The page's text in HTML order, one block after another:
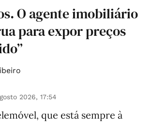
O agente imobiliário
para expor preços
2026, 17:54
que está sempre à